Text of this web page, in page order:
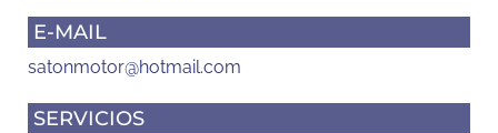
E-MAIL
satonmotor@hotmail.com
SERVICIOS